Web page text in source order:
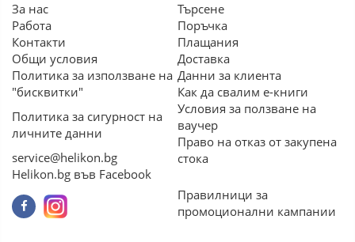
За нас
Работа
Контакти
Общи условия
Политика за използване на
"бисквитки"
Политика за сигурност на
личните данни
service@helikon.bg
Helikon.bg във Facebook
Търсене
Поръчка
Плащания
Доставка
Данни за клиента
Как да свалим е-книги
Условия за ползване на
ваучер
Право на отказ от закупена
стока
Правилници за
промоционални кампании